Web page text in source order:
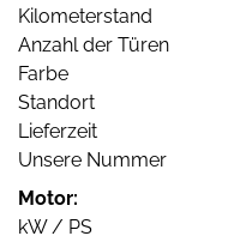
Kilometerstand
Anzahl der Türen
Farbe
Standort
Lieferzeit
Unsere Nummer
Motor:
kW / PS